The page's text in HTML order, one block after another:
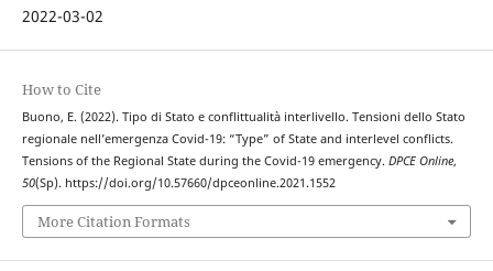
2022-03-02
How to Cite
Buono, E. (2022). Tipo di Stato e conflittualità interlivello. Tensioni dello Stato
regionale nell’emergenza Covid-19: “Type” of State and interlevel conflicts.
Tensions of the Regional State during the Covid-19 emergency. DPCE Online,
50(Sp). https://doi.org/10.57660/dpceonline.2021.1552
More Citation Formats